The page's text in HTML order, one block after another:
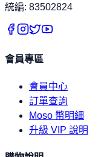
統編: 83502824
會員專區
會員中心
訂單查詢
Moso 幣明細
升級 VIP 說明